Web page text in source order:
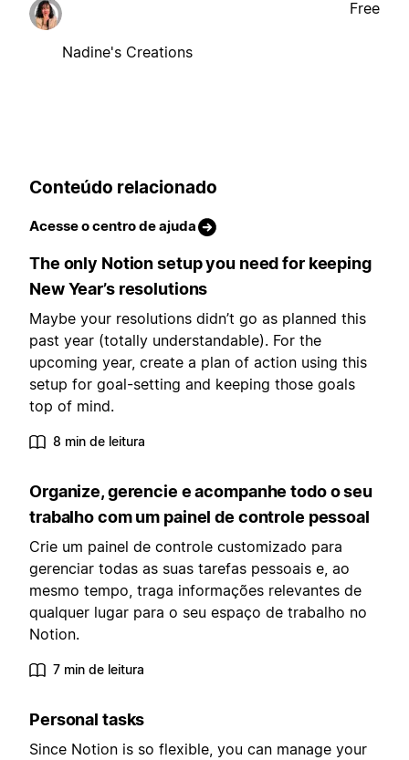
Nadine's Creations
Free
Conteúdo relacionado
Acesse o centro de ajuda
The only Notion setup you need for keeping
New Year’s resolutions
Maybe your resolutions didn’t go as planned this
past year (totally understandable). For the
upcoming year, create a plan of action using this
setup for goal-setting and keeping those goals
top of mind.
8 min de leitura
Organize, gerencie e acompanhe todo o seu
trabalho com um painel de controle pessoal
Crie um painel de controle customizado para
gerenciar todas as suas tarefas pessoais e, ao
mesmo tempo, traga informações relevantes de
qualquer lugar para o seu espaço de trabalho no
Notion.
7 min de leitura
Personal tasks
Since Notion is so flexible, you can manage your